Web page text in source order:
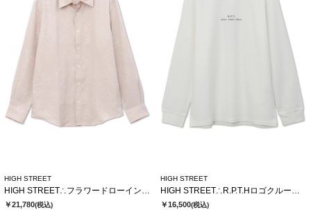
HIGH STREET
HIGH STREET∴フラワードローイングシャツ
￥21,780(税込)
HIGH STREET
HIGH STREET∴R.P.T.Hロゴクルーネック長袖Tシャツ
￥16,500(税込)